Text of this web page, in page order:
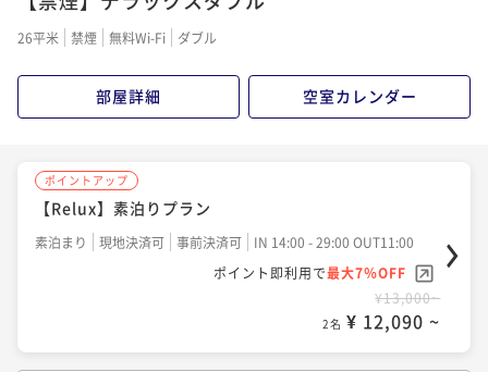
26平米 禁煙 無料Wi-Fi ダブル
部屋詳細 空室カレンダー
ポイントアップ
【Relux】素泊りプラン
素泊まり 現地決済可 事前決済可
IN 14:00 - 29:00 OUT11:00
ポイント即利用で最大7％OFF
¥13,000~
2名 ¥ 12,090 ~